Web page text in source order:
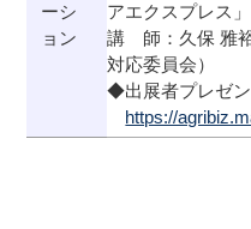
ーシ
ョン
アエクスプレス」
講 師：久保 雅
対応委員会）
◆出展者プレゼ
https://